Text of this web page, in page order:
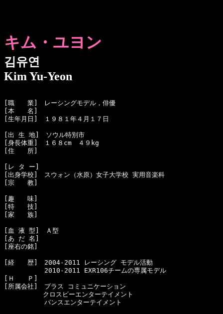
キム・ユヨン
김유연
Kim Yu-Yeon
[職　　業]　レーシングモデル，俳優
[本　　名]
[生年月日]　１９８１年４月１７日
[出 生 地]　ソウル特別市
[身長体重]　１６８cm　４９kg
[住　　所]
[レ タ ー]
[出身学校]　スウォン（水原）女子大学校 実用音楽科
[宗　　教]
[趣　　味]
[特　　技]
[家　　族]
[血 液 型]　Ａ型
[あ だ 名]
[座右の銘]
[経　　歴]　2004-2011 レーシング モデル活動
  　　　　　2010-2011 EXR106チームの専属モデル
[Ｈ　　Ｐ]
[所属会社]　プラス コミュニケーション
クロスビーエンターテイメント
  　　　　　パンスエンターテイメント